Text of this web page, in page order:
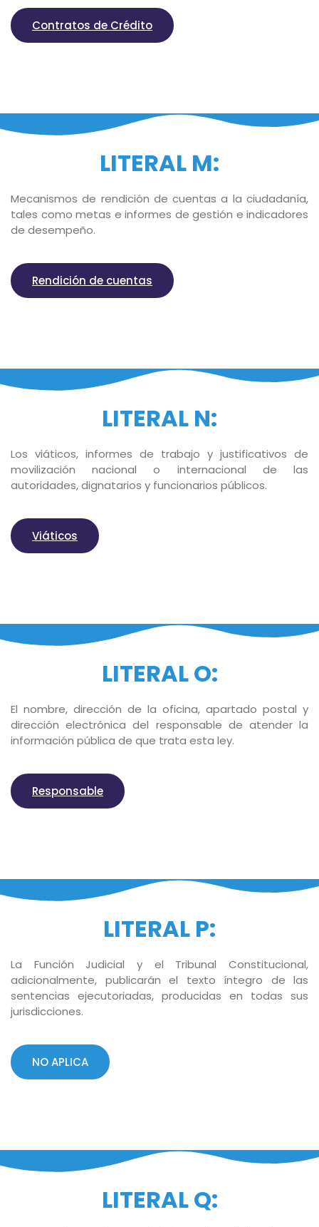
Contratos de Crédito
LITERAL M:
Mecanismos de rendición de cuentas a la ciudadanía,
tales como metas e informes de gestión e indicadores
de desempeño.
Rendición de cuentas
LITERAL N:
Los viáticos, informes de trabajo y justificativos de
movilización nacional o internacional de las
autoridades, dignatarios y funcionarios públicos.
Viáticos
LITERAL O:
El nombre, dirección de la oficina, apartado postal y
dirección electrónica del responsable de atender la
información pública de que trata esta ley.
Responsable
LITERAL P:
La Función Judicial y el Tribunal Constitucional,
adicionalmente, publicarán el texto íntegro de las
sentencias ejecutoriadas, producidas en todas sus
jurisdicciones.
NO APLICA
LITERAL Q: